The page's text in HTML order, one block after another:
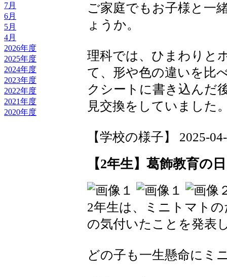
7月
6月
5月
4月
2026年度
2025年度
2024年度
2023年度
2022年度
2021年度
2020年度
ご家庭でもお子様と一
ょうか。
理科では、ひまわりと
て、形や色の違いを比
クシートに書き込んだ
見交換をしていました
【学校の様子】 2025-
【2年生】葛飾教育の
2年生は、ミニトマト
の気付いたことを発表
どの子も一生懸命にミ